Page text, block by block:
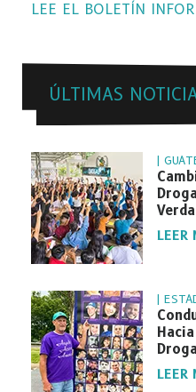
LEE EL BOLETÍN
ÚLTIMAS
|
LEER
|
LEER